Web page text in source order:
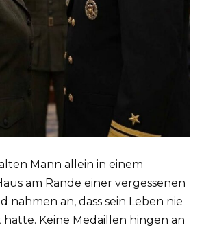
Mann allein in einem
am Rande einer vergessenen
nahmen an, dass sein Leben nie
Keine Medaillen hingen an